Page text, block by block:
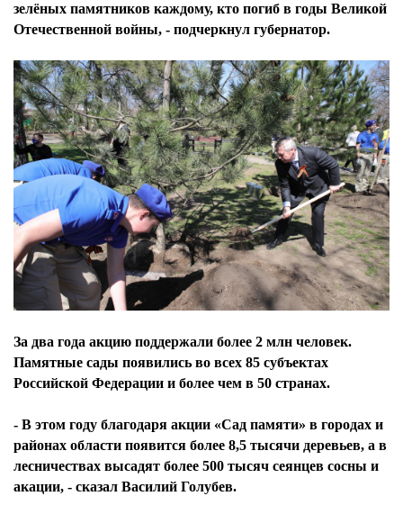
зелёных памятников каждому, кто погиб в годы Великой
Отечественной войны, - подчеркнул губернатор.
За два года акцию поддержали более 2 млн человек.
Памятные сады появились во всех 85 субъектах
Российской Федерации и более чем в 50 странах.
- В этом году благодаря акции «Сад памяти» в городах и
районах области появится более 8,5 тысячи деревьев, а в
лесничествах высадят более 500 тысяч сеянцев сосны и
акации, - сказал Василий Голубев.